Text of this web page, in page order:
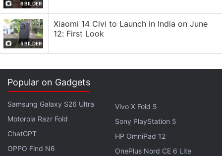
darauf hin, dass die Volatilität weiterhin erhöht
bleiben könnte.
Im Einklang mit Bitcoins Erholung notierte Binance
etwa 53.490 Rupien), während Solana (SOL) bei
rund 81 US-Dollar (umgerechnet etwa 7.716 Rupien)
Dollar (umgerechnet rund 104 Rupien), und
Dogecoin (DOGE) notierte bei rund 0,075 US-Dollar
(umgerechnet etwa 7,2 Rupien) – ein Zeichen für die
zunehmende Risikobereitschaft bei
6 BILDER
5 BILDER
Xiaomi 14 Civi to Launch in India on June
12: First Look
Popular on Gadgets
Samsung Galaxy S26 Ultra
Motorola Razr Fold
ChatGPT
OPPO Find N6
Vivo X Fold 5
Sony PlayStation 5
HP OmniPad 12
OnePlus Nord CE 6 Lite